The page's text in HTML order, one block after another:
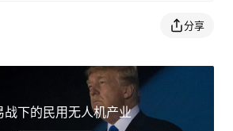
国政客对大疆的限制并没有影响到大
分享
战下的民用无人机产业